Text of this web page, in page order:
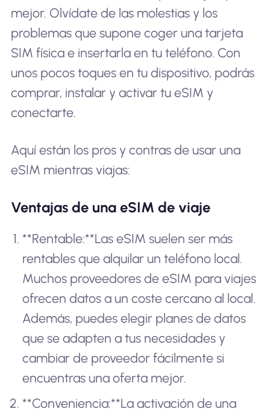
mejor. Olvídate de las molestias y los
problemas que supone coger una tarjeta
SIM física e insertarla en tu teléfono. Con
unos pocos toques en tu dispositivo, podrás
comprar, instalar y activar tu eSIM y
conectarte.
Aquí están los pros y contras de usar una
eSIM mientras viajas:
Ventajas de una eSIM de viaje
**Rentable:**Las eSIM suelen ser más
rentables que alquilar un teléfono local.
Muchos proveedores de eSIM para viajes
ofrecen datos a un coste cercano al local.
Además, puedes elegir planes de datos
que se adapten a tus necesidades y
cambiar de proveedor fácilmente si
encuentras una oferta mejor.
**Conveniencia:**La activación de una